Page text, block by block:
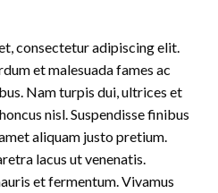
consectetur adipiscing elit.
et malesuada fames ac
Nam turpis dui, ultrices et
nisl. Suspendisse finibus
aliquam justo pretium.
lacus ut venenatis.
et fermentum. Vivamus